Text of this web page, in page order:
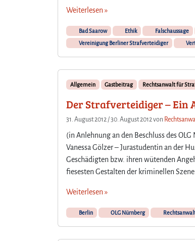
Weiterlesen »
Bad Saarow Ethik Falschaussage
Vereinigung Berliner Strafverteidiger
Allgemein Gastbeitrag Rechtsanwalt für
Der Strafverteidiger – Ein
31. August 2012 /30. August 2012von
(in Anlehnung an den Beschluss des
Vanessa Gölzer – Jurastudentin an der
Geschädigten bzw. ihren wütenden
fiesesten Gestalten der kriminellen
Weiterlesen »
Berlin OLG Nürnberg